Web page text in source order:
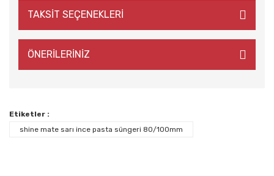
TAKSİT SEÇENEKLERİ
ÖNERİLERİNİZ
Etiketler :
shine mate sarı ince pasta süngeri 80/100mm